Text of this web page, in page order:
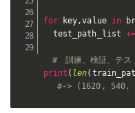
for key,value in
  test_path_list
+=
#　訓練、検証、テス
print ( len(
#-> (1620, 540,